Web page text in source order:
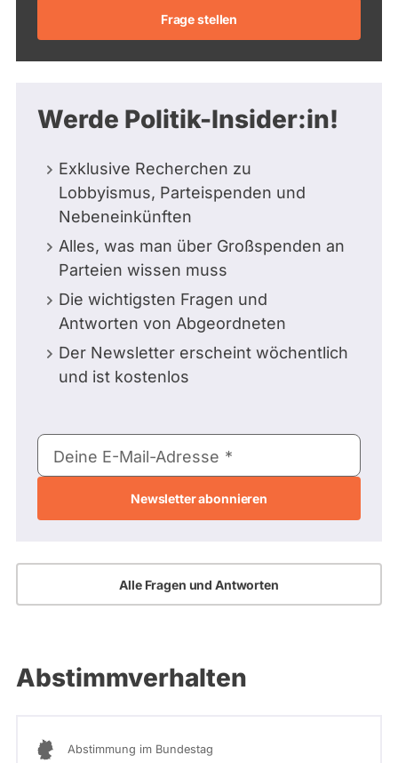
Frage stellen
Werde Politik-Insider:in!
Exklusive Recherchen zu
Lobbyismus, Parteispenden und
Nebeneinkünften
Alles, was man über Großspenden an
Parteien wissen muss
Die wichtigsten Fragen und
Antworten von Abgeordneten
Der Newsletter erscheint wöchentlich
und ist kostenlos
E-
Mail-
Deine E-Mail-Adresse
Alle Fragen und Antworten
Abstimmverhalten
Abstimmung im Bundestag